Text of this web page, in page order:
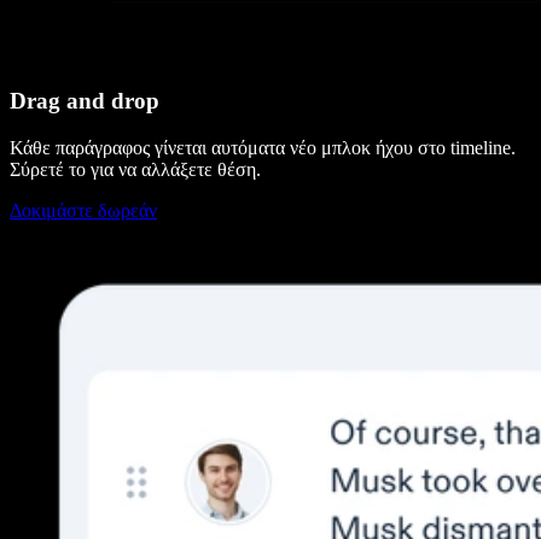
Drag and drop
Κάθε παράγραφος γίνεται αυτόματα νέο μπλοκ ήχου στο timeline.
Σύρετέ το για να αλλάξετε θέση.
Δοκιμάστε δωρεάν